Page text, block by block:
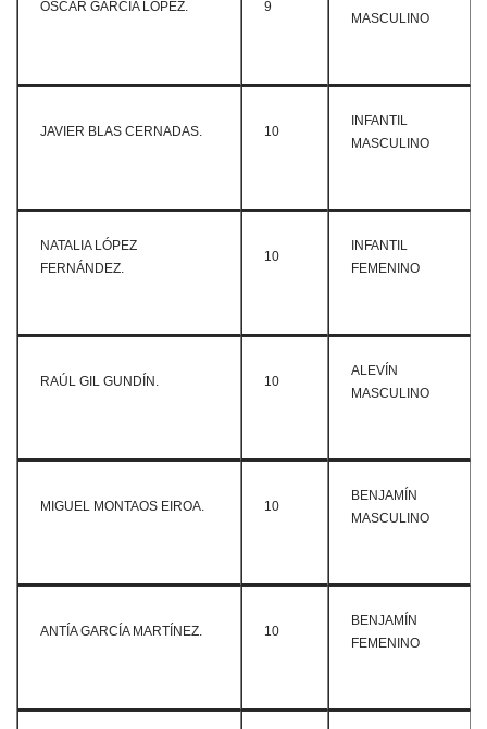
ÓSCAR GARCÍA LÓPEZ. 9
MASCULINO
JAVIER BLAS CERNADAS. 10
INFANTIL
MASCULINO
NATALIA LÓPEZ
FERNÁNDEZ.
10
INFANTIL
FEMENINO
RAÚL GIL GUNDÍN. 10
ALEVÍN
MASCULINO
MIGUEL MONTAOS EIROA. 10
BENJAMÍN
MASCULINO
ANTÍA GARCÍA MARTÍNEZ. 10
BENJAMÍN
FEMENINO